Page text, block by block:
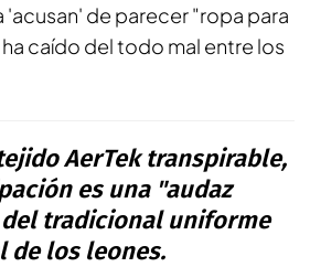
'acusan' de parecer "ropa para
caído del todo mal entre los
AerTek transpirable,
es una "audaz
tradicional uniforme
de los leones.